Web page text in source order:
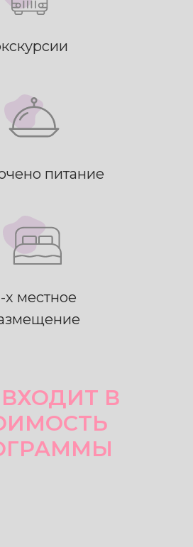
питание
х местное
В